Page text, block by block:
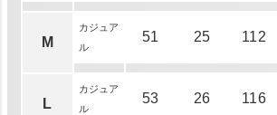
M
カジュア
ル
51 25 112
L
カジュア
ル
53 26 116